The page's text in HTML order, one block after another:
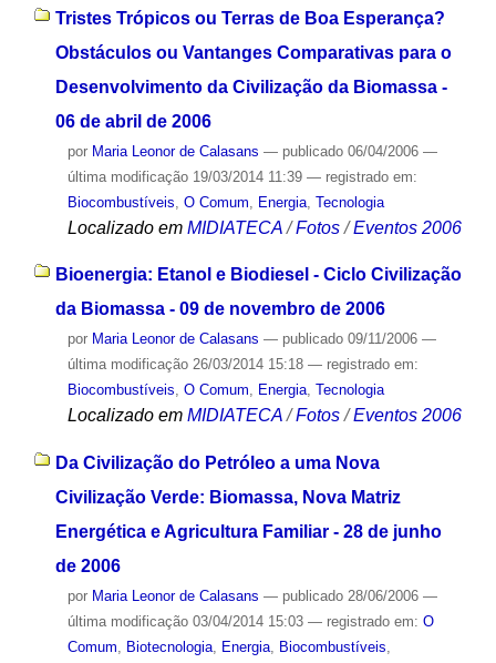
Tristes Trópicos ou Terras de Boa Esperança?
Obstáculos ou Vantanges Comparativas para o
Desenvolvimento da Civilização da Biomassa -
06 de abril de 2006
por Maria Leonor de Calasans — publicado06/04/2006 —
última modificação19/03/2014 11:39 — registrado em:
Biocombustíveis O Comum Energia, Tecnologia
Localizado em MIDIATECA /Fotos /Eventos 2006
Bioenergia: Etanol e Biodiesel - Ciclo Civilização
da Biomassa - 09 de novembro de 2006
por Maria Leonor de Calasans — publicado09/11/2006 —
última modificação26/03/2014 15:18 — registrado em:
Biocombustíveis, O Comum, Energia, Tecnologia
Localizado em MIDIATECA /Fotos /Eventos 2006
Da Civilização do Petróleo a uma Nova
Civilização Verde: Biomassa, Nova Matriz
Energética e Agricultura Familiar - 28 de junho
de 2006
por Maria Leonor de Calasans — publicado28/06/2006 —
última modificação03/04/2014 15:03 — registrado em: O
Comum, Biotecnologia, Energia, Biocombustíveis,